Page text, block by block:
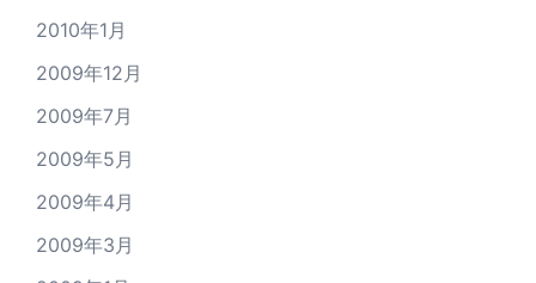
2010年1月
2009年12月
2009年7月
2009年5月
2009年4月
2009年3月